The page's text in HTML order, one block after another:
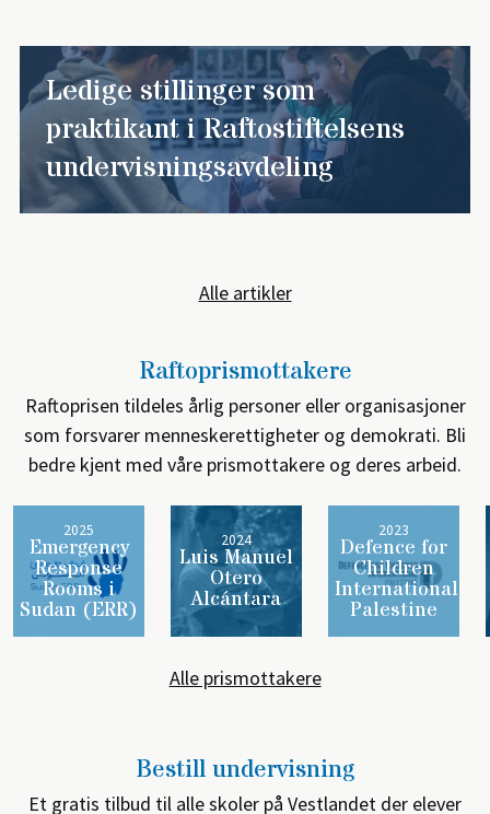
Ledige stillinger som
praktikant i Raftostiftelsens
undervisningsavdeling
Alle artikler
Raftoprismottakere
Raftoprisen tildeles årlig personer eller organisasjoner
som forsvarer menneskerettigheter og demokrati. Bli
bedre kjent med våre prismottakere og deres arbeid.
2025
Emergency
Response
Rooms i
Sudan (ERR)
2024
Luis Manuel
Otero
Alcántara
2023
Defence for
Children
International-
Palestine
Alle prismottakere
Bestill undervisning
Et gratis tilbud til alle skoler på Vestlandet der elever